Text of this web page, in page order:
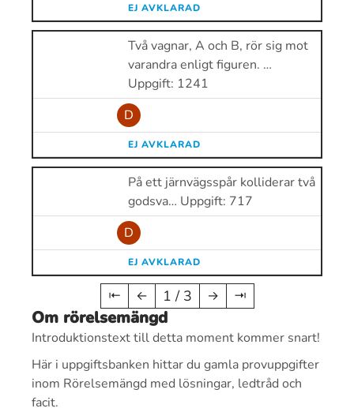
EJ AVKLARAD
Två vagnar, A och B, rör sig mot
varandra enligt figuren. …
Uppgift: 1241
D
EJ AVKLARAD
På ett järnvägsspår kolliderar två
godsva… Uppgift: 717
D
EJ AVKLARAD
⇤ ← 1 / 3 → ⇥
Om rörelsemängd
Introduktionstext till detta moment kommer snart!
Här i uppgiftsbanken hittar du gamla provuppgifter
inom Rörelsemängd med lösningar, ledtråd och
facit.